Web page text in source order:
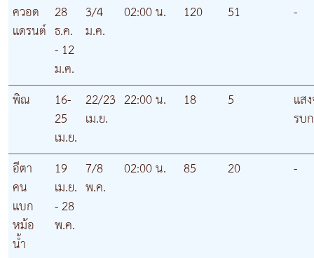
ควอด
แดรนต์
28
ธ.ค.
- 12
ม.ค.
3/4
ม.ค.
02:00 น. 120 51 -
พิณ 16-
25
เม.ย.
22/23
เม.ย.
22:00 น. 18 5 แส
รบ
อีตา
คน
แบก
หม้อ
น้ำ
19
เม.ย.
- 28
พ.ค.
7/8
พ.ค.
02:00 น. 85 20 -